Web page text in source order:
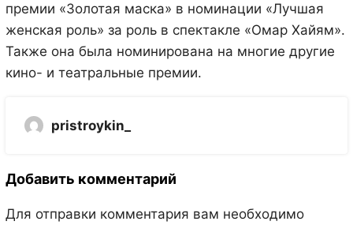
премии «Золотая маска» в номинации «Лучшая
женская роль» за роль в спектакле «Омар Хайям».
Также она была номинирована на многие другие
кино- и театральные премии.
pristroykin_
Добавить комментарий
Для отправки комментария вам необходимо